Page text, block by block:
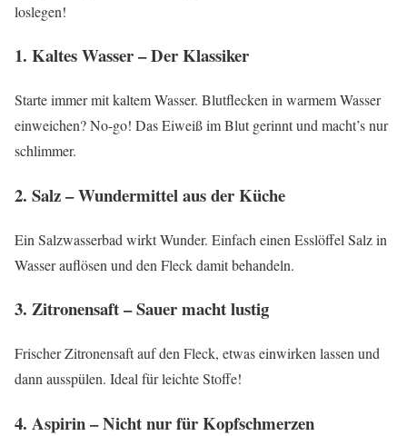
loslegen!
1. Kaltes Wasser – Der Klassiker
Starte immer mit kaltem Wasser. Blutflecken in warmem Wasser
einweichen? No-go! Das Eiweiß im Blut gerinnt und macht’s nur
schlimmer.
2. Salz – Wundermittel aus der Küche
Ein Salzwasserbad wirkt Wunder. Einfach einen Esslöffel Salz in
Wasser auflösen und den Fleck damit behandeln.
3. Zitronensaft – Sauer macht lustig
Frischer Zitronensaft auf den Fleck, etwas einwirken lassen und
dann ausspülen. Ideal für leichte Stoffe!
4. Aspirin – Nicht nur für Kopfschmerzen